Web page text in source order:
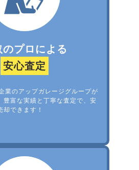
のプロによる
安心査定
業のアップガレージグループが
豊富な実績と丁寧な査定で、安
できます！